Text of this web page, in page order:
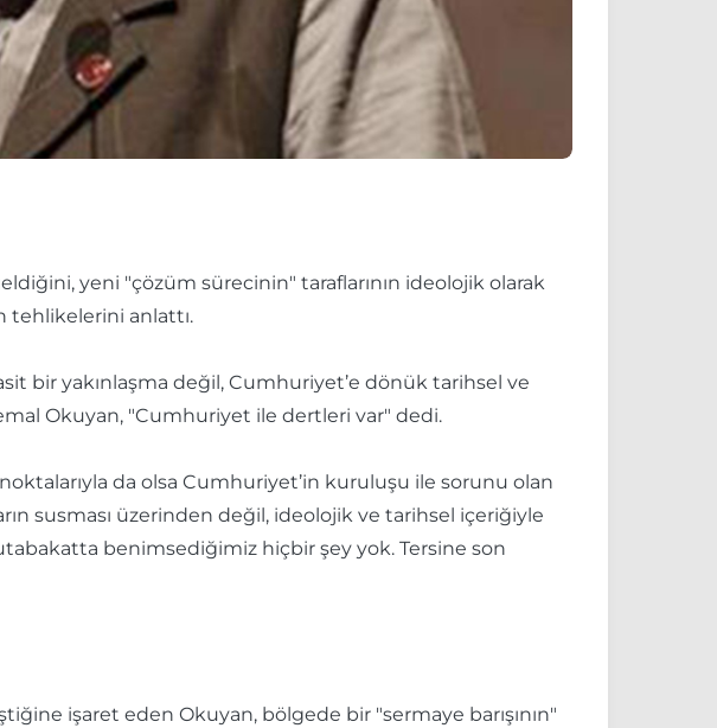
yeni "çözüm sürecinin" taraflarının ideolojik olarak
tehlikelerini anlattı.
bir yakınlaşma değil, Cumhuriyet’e dönük tarihsel ve
Okuyan, "Cumhuriyet ile dertleri var" dedi.
da olsa Cumhuriyet’in kuruluşu ile sorunu olan
susması üzerinden değil, ideolojik ve tarihsel içeriğiyle
benimsediğimiz hiçbir şey yok. Tersine son
işaret eden Okuyan, bölgede bir "sermaye barışının"